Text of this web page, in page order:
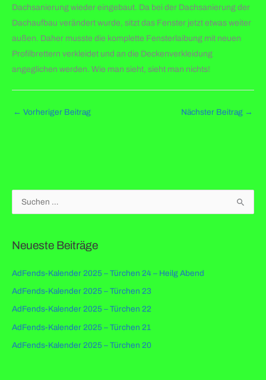
Dachsanierung wieder eingebaut. Da bei der Dachsanierung der
Dachaufbau verändert wurde, sitzt das Fenster jetzt etwas weiter
außen. Daher musste die komplette Fensterlaibung mit neuen
Profilbrettern verkleidet und an die Deckenverkleidung
angeglichen werden. Wie man sieht, sieht man nichts!
← Vorheriger Beitrag Nächster Beitrag →
u
h
n
n
a
c
h
Neueste Beiträge
AdFends-Kalender 2025 – Türchen 24 – Heilg Abend
AdFends-Kalender 2025 – Türchen 23
AdFends-Kalender 2025 – Türchen 22
AdFends-Kalender 2025 – Türchen 21
AdFends-Kalender 2025 – Türchen 20